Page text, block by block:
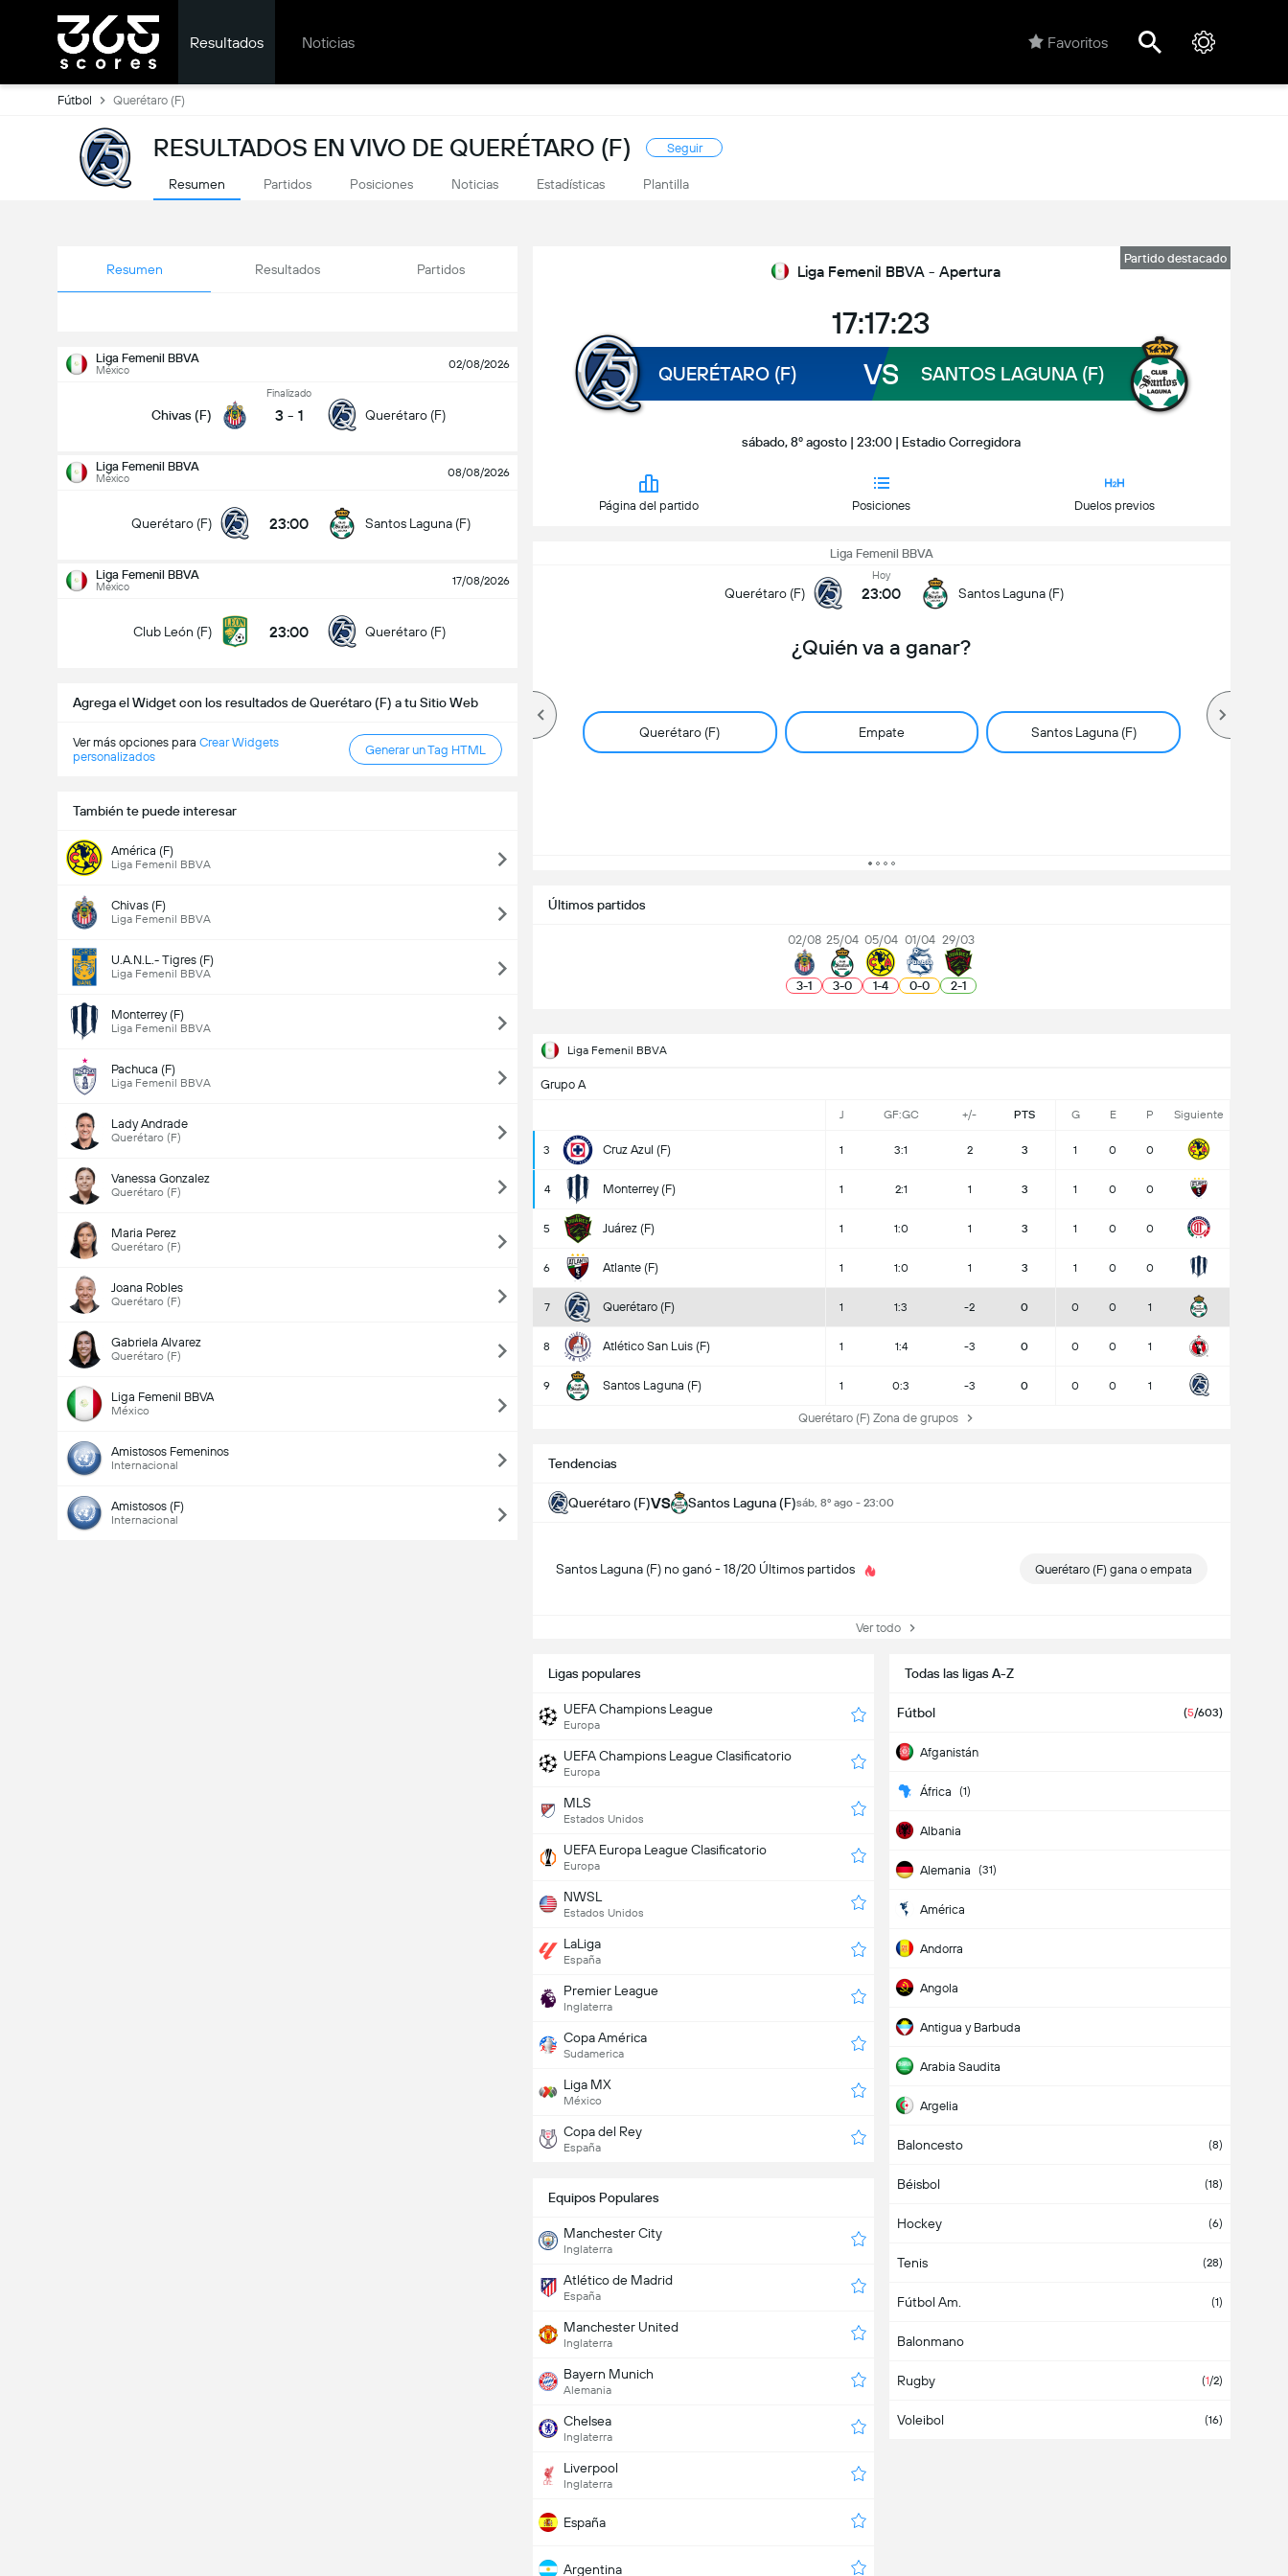
Resultados Noticias Favoritos
Fútbol Querétaro (F)
RESULTADOS EN VIVO DE QUERÉTARO (F) Seguir
Resumen Partidos Posiciones Noticias Estadísticas Plantilla
Resumen Resultados Partidos
Liga Femenil BBVA
México 02/08/2026
Chivas (F)
Finalizado
3 - 1 Querétaro (F)
Liga Femenil BBVA
México 08/08/2026
Querétaro (F) 23:00 Santos Laguna (F)
Liga Femenil BBVA
México 17/08/2026
Club León (F) 23:00 Querétaro (F)
Agrega el Widget con los resultados de Querétaro (F) a tu Sitio Web
Ver más opciones para Crear Widgets
personalizados
Generar un Tag HTML
También te puede interesar
América (F)
Liga Femenil BBVA
Chivas (F)
Liga Femenil BBVA
U.A.N.L.- Tigres (F)
Liga Femenil BBVA
Monterrey (F)
Liga Femenil BBVA
Pachuca (F)
Liga Femenil BBVA
Lady Andrade
Querétaro (F)
Vanessa Gonzalez
Querétaro (F)
Maria Perez
Querétaro (F)
Joana Robles
Querétaro (F)
Gabriela Alvarez
Querétaro (F)
Liga Femenil BBVA
México
Amistosos Femeninos
Internacional
Amistosos (F)
Internacional
Partido destacado
Liga Femenil BBVA - Apertura
17:17:23
QUERÉTARO (F) VS SANTOS LAGUNA (F)
sábado, 8º agosto | 23:00 | Estadio Corregidora
Página del partido Posiciones Duelos previos
Liga Femenil BBVA
Querétaro (F)
Hoy
23:00 Santos Laguna (F)
¿Quién va a ganar?
Querétaro (F) Empate Santos Laguna (F)
Club León (F)
17/08
Goles en el partido (2.5)
Últimos partidos
02/08
3-1
25/04
3-0
05/04
1-4
01/04
0-0
29/03
2-1
Liga Femenil BBVA
Grupo A
J GF:GC +/- PTS G E P Siguiente
3 Cruz Azul (F) 1 3:1 2 3 1 0 0
4 Monterrey (F) 1 2:1 1 3 1 0 0
5 Juárez (F) 1 1:0 1 3 1 0 0
6 Atlante (F) 1 1:0 1 3 1 0 0
7 Querétaro (F) 1 1:3 -2 0 0 0 1
8 Atlético San Luis (F) 1 1:4 -3 0 0 0 1
9 Santos Laguna (F) 1 0:3 -3 0 0 0 1
Querétaro (F) Zona de grupos
Tendencias
Querétaro (F)VS Santos Laguna (F)sáb, 8º ago - 23:00
Santos Laguna (F) no ganó - 18/20 Últimos partidos Querétaro (F) gana o empata
Ver todo
Ligas populares
UEFA Champions League
Europa
UEFA Champions League Clasificatorio
Europa
MLS
Estados Unidos
UEFA Europa League Clasificatorio
Europa
NWSL
Estados Unidos
LaLiga
España
Premier League
Inglaterra
Copa América
Sudamerica
Liga MX
México
Copa del Rey
España
Todas las ligas A-Z
Fútbol (5/603)
Afganistán
África (1)
Albania
Alemania (31)
América
Andorra
Angola
Antigua y Barbuda
Arabia Saudita
Argelia
Argentina
Armenia
Aruba
Asia
Australia
Austria
Azerbaiyán
Bahamas
Baloncesto (8)
Béisbol (18)
Hockey (6)
Tenis (28)
Fútbol Am. (1)
Balonmano
Rugby (1/2)
Voleibol (16)
Equipos Populares
Manchester City
Inglaterra
Atlético de Madrid
España
Manchester United
Inglaterra
Bayern Munich
Alemania
Chelsea
Inglaterra
Liverpool
Inglaterra
España
Argentina